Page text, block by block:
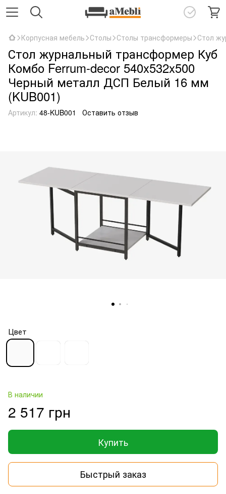
Корпусная мебель Столы Столы трансформеры Стол
Стол журнальный трансформер Куб
Комбо Ferrum-decor 540x532x500
Черный металл ДСП Белый 16 мм
(KUB001)
Артикул: 48-KUB001 Оставить отзыв
Цвет
В наличии
2 517 грн
Купить
Быстрый заказ